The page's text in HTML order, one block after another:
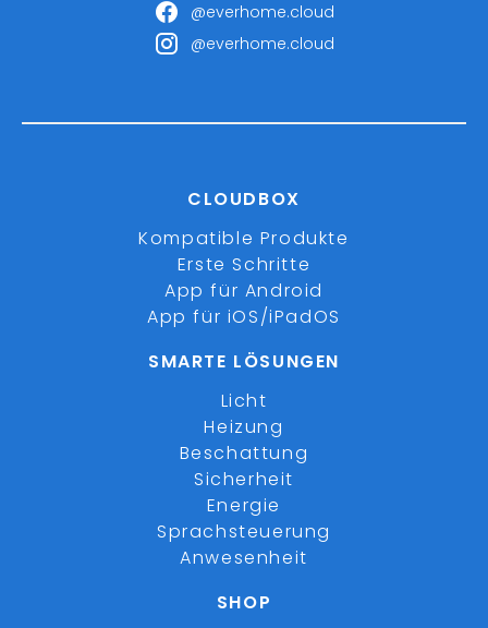
@everhome.cloud
@everhome.cloud
CLOUDBOX
Kompatible Produkte
Erste Schritte
App für Android
App für iOS/iPadOS
SMARTE LÖSUNGEN
Licht
Heizung
Beschattung
Sicherheit
Energie
Sprachsteuerung
Anwesenheit
SHOP